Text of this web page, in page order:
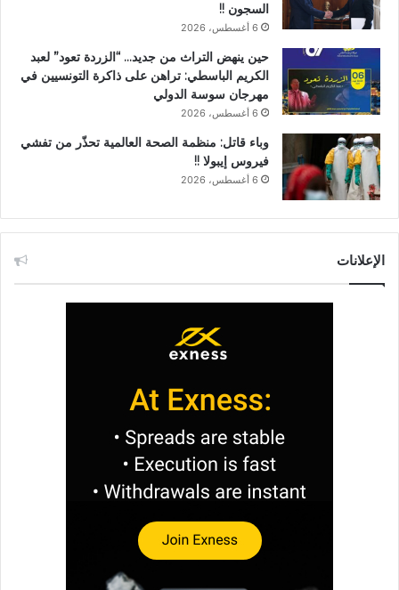
السجون !!
6 أغسطس، 2026
حين ينهض التراث من جديد… “الزردة تعود” لعبد
الكريم الباسطي: تراهن على ذاكرة التونسيين في
مهرجان سوسة الدولي
6 أغسطس، 2026
وباء قاتل: منظمة الصحة العالمية تحذّر من تفشي
فيروس إيبولا !!
6 أغسطس، 2026
الإعلانات